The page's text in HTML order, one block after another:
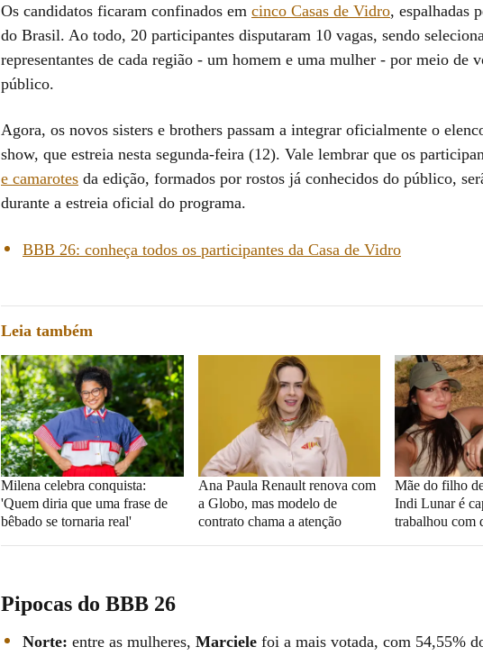
Os candidatos ficaram confinados em cinco Casas de Vidro, espalhadas
do Brasil. Ao todo, 20 participantes disputaram 10 vagas, sendo
representantes de cada região - um homem e uma mulher - por meio de
público.
Agora, os novos sisters e brothers passam a integrar oficialmente o
show, que estreia nesta segunda-feira (12). Vale lembrar que os
e camarotes da edição, formados por rostos já conhecidos do público,
durante a estreia oficial do programa.
BBB 26: conheça todos os participantes da Casa de Vidro
Leia também
Milena celebra conquista:
'Quem diria que uma frase de
bêbado se tornaria real'
Ana Paula Renault renova com
a Globo, mas modelo de
contrato chama a atenção
Mãe do filho
Indi Lunar é
trabalhou com
Pipocas do BBB 26
Norte: entre as mulheres, Marciele foi a mais votada, com 54,55%